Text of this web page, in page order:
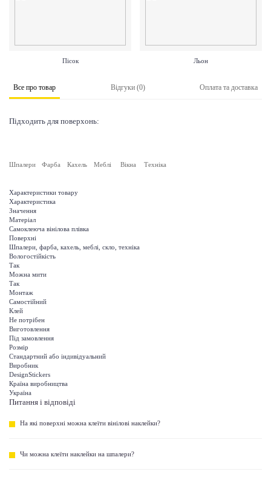
Пісок Льон
Все про товар Відгуки (0) Оплата та доставка
Підходить для поверхонь:
Шпалери Фарба Кахель Меблі Вікна Техніка
Характеристики товару
Характеристика
Значення
Матеріал
Самоклеюча вінілова плівка
Поверхні
Шпалери, фарба, кахель, меблі, скло, техніка
Вологостійкість
Так
Можна мити
Так
Монтаж
Самостійний
Клей
Не потрібен
Виготовлення
Під замовлення
Розмір
Стандартний або індивідуальний
Виробник
DesignStickers
Країна виробництва
Україна
Питання і відповіді
На які поверхні можна клеїти вінілові наклейки?
Чи можна клеїти наклейки на шпалери?